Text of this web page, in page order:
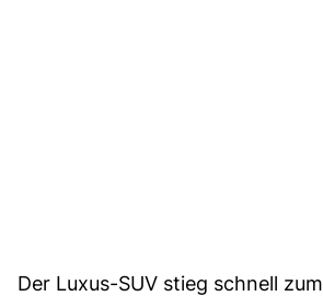
Der Luxus-SUV stieg schnell zum